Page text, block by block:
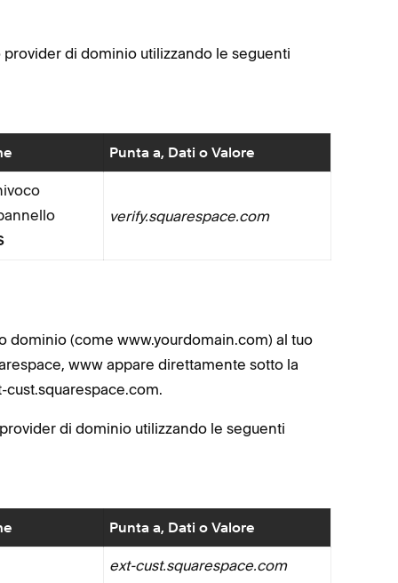
di dominio utilizzando le seguenti
Punta a, Dati o Valore
verify.squarespace.com
dominio (come www.yourdomain.com) al tuo
www appare direttamente sotto la
di dominio utilizzando le seguenti
Punta a, Dati o Valore
ext-cust.squarespace.com